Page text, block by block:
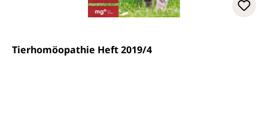
Tierhomöopathie Heft 2019/4